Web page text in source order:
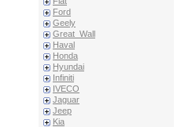
Ford
Geely
Great_Wall
Haval
Honda
Hyundai
Infiniti
IVECO
Jaguar
Jeep
Kia